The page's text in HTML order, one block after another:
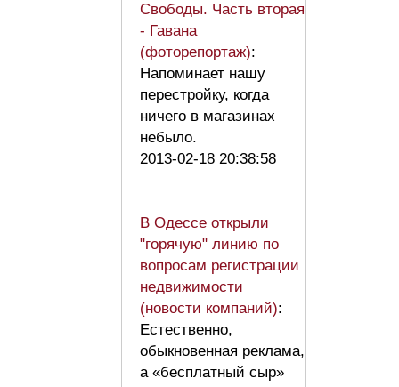
Свободы. Часть вторая
- Гавана
(фоторепортаж):
Напоминает нашу
перестройку, когда
ничего в магазинах
небыло.
2013-02-18 20:38:58
В Одессе открыли
"горячую" линию по
вопросам регистрации
недвижимости
(новости компаний):
Естественно,
обыкновенная реклама,
а «бесплатный сыр»